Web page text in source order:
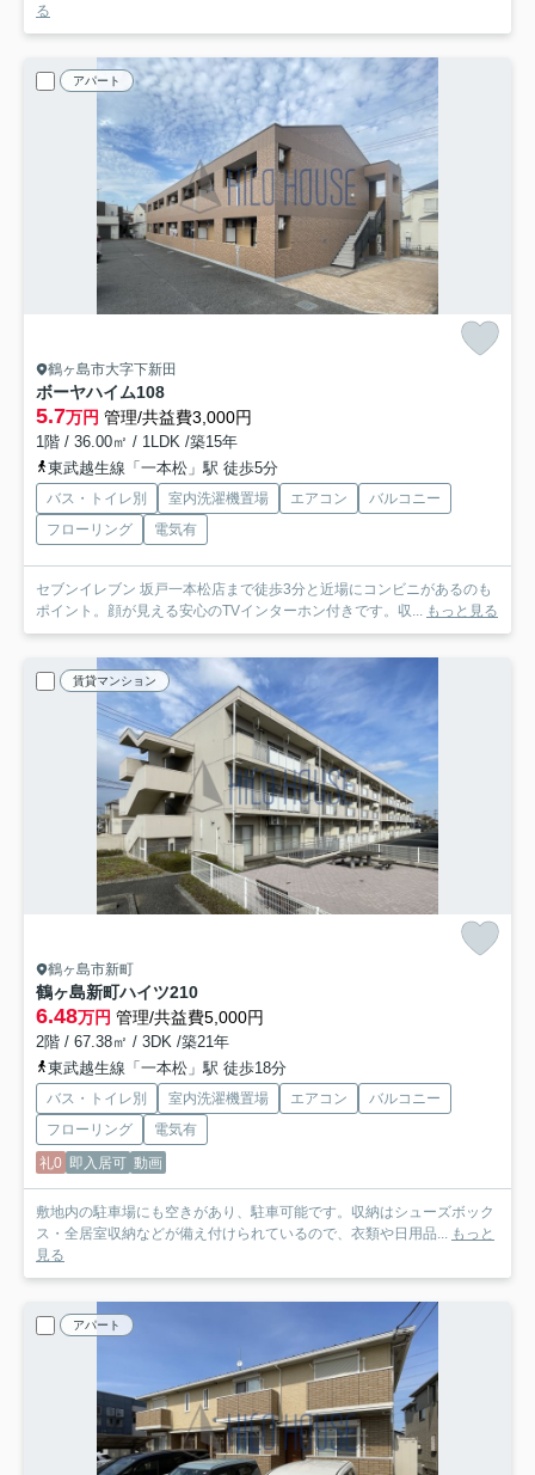
る
アパート
鶴ヶ島市大字下新田
ボーヤハイム108
5.7万円 管理/共益費3,000円
1階 / 36.00㎡ / 1LDK /築15年
東武越生線「一本松」駅 徒歩5分
バス・トイレ別 室内洗濯機置場 エアコン
バルコニー
フローリング
電気有
セブンイレブン 坂戸一本松店まで徒歩3分と近場にコンビニがあるのも
ポイント。顔が見える安心のTVインターホン付きです。収... もっと見る
賃貸マンション
鶴ヶ島市新町
鶴ヶ島新町ハイツ210
6.48万円 管理/共益費5,000円
2階 / 67.38㎡ / 3DK /築21年
東武越生線「一本松」駅 徒歩18分
バス・トイレ別 室内洗濯機置場 エアコン
バルコニー
フローリング
電気有
礼0 即入居可 動画
敷地内の駐車場にも空きがあり、駐車可能です。収納はシューズボック
ス・全居室収納などが備え付けられているので、衣類や日用品... もっと
見る
アパート